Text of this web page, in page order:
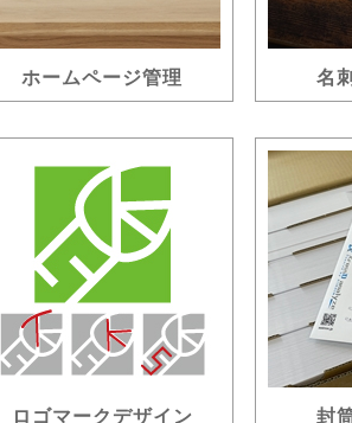
ホームページ管理 名
ロゴマークデザイン 封